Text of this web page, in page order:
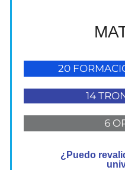
20
14
6
¿Puedo